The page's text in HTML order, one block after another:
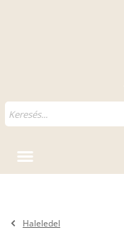
Haleledel